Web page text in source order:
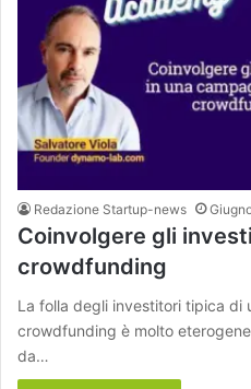
Redazione Startup-news
Coinvolgere gli
crowdfunding
La folla degli investitori tipica di
crowdfunding è molto
da…